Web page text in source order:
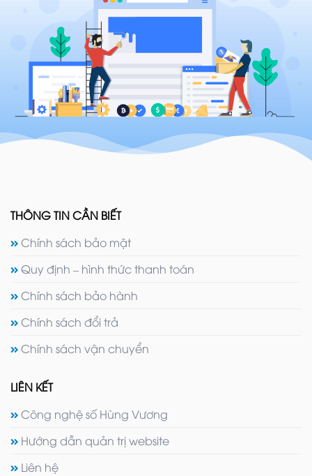
THÔNG TIN CẦN BIẾT
Chính sách bảo mật
Quy định – hình thức thanh toán
Chính sách bảo hành
Chính sách đổi trả
Chính sách vận chuyển
LIÊN KẾT
Công nghệ số Hùng Vương
Hướng dẫn quản trị website
Liên hệ